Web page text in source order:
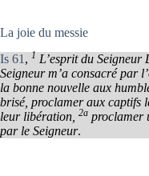
La joie du messie
Is 61 , 1 L’esprit du Seigneur
Seigneur m’a consacré par
la bonne nouvelle aux
brisé, proclamer aux captifs
leur libération, 2a proclamer
par le Seigneur.